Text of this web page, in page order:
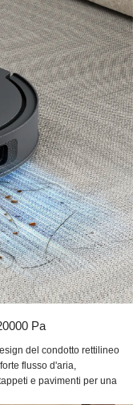
Pa
del condotto rettilineo
flusso d'aria,
e pavimenti per una